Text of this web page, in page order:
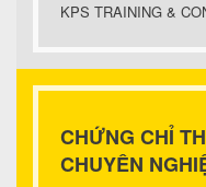
KPS TRAINING &
CHỨNG CHỈ
CHUYÊN